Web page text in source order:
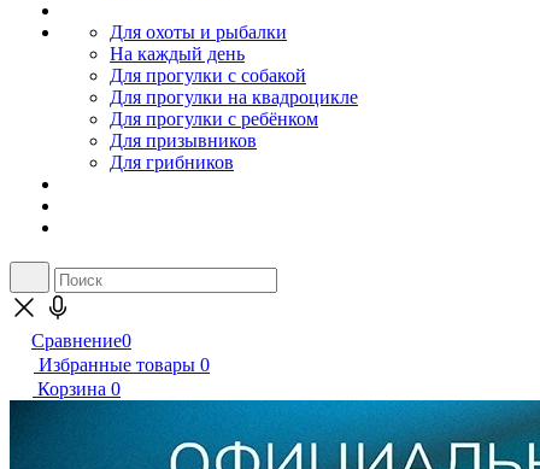
Для охоты и рыбалки
На каждый день
Для прогулки с собакой
Для прогулки на квадроцикле
Для прогулки с ребёнком
Для призывников
Для грибников
Сравнение0
Избранные товары 0
Корзина 0